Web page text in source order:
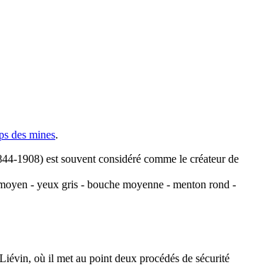
des mines.
1908) est souvent considéré comme le créateur de
- yeux gris - bouche moyenne - menton rond -
où il met au point deux procédés de sécurité